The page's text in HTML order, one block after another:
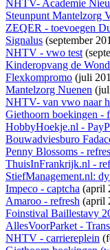
NHTV- Academie
Steunpunt Mantelzorg
ZEQER - toevoegen
Signalus (september
NHTV - vwo test
Kinderopvang de
Flexkompromo (juli
Mantelzorg Nuenen
NHTV- van vwo naar
Giethoorn boekingen -
HobbyHoekje.nl -
Bouwadviesburo
Penny Blossoms -
ThuisInFrankrijk.nl -
StiefManagement.nl:
Impeco - captcha (april
Amaroo - refresh (april
Foinstival Baillestavy
AllesVoorParket -
NHTV - carriereplein